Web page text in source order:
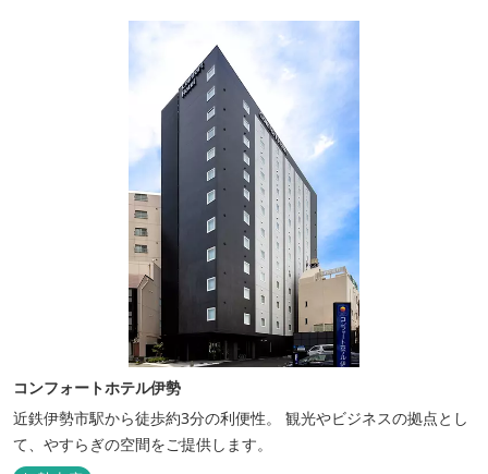
コンフォートホテル伊勢
近鉄伊勢市駅から徒歩約3分の利便性。 観光やビジネスの拠点とし
て、やすらぎの空間をご提供します。